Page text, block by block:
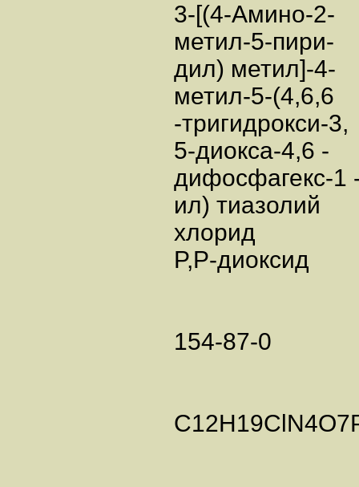
3-[(4-Амино-2-
метил-5-пири-
дил) метил]-4-
метил-5-(4,6,6
-тригидрокси-3,
5-диокса-4,6 -
дифосфагекс-1
ил) тиазолий
хлорид
P,P-диоксид
154-87-0